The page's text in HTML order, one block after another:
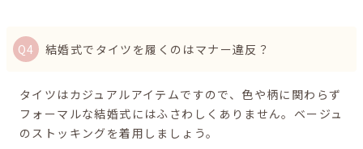
結婚式でタイツを履くのはマナー違反？
タイツはカジュアルアイテムですので、色や柄に関わらず
フォーマルな結婚式にはふさわしくありません。ベージュ
のストッキングを着用しましょう。